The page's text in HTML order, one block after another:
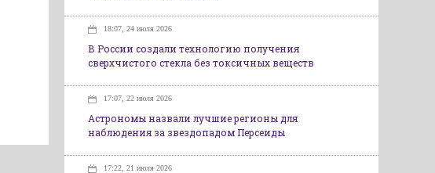
18:07, 24 июля 2026
В России создали технологию получения
сверхчистого стекла без токсичных веществ
17:07, 22 июля 2026
Астрономы назвали лучшие регионы для
наблюдения за звездопадом Персеиды
17:22, 21 июля 2026